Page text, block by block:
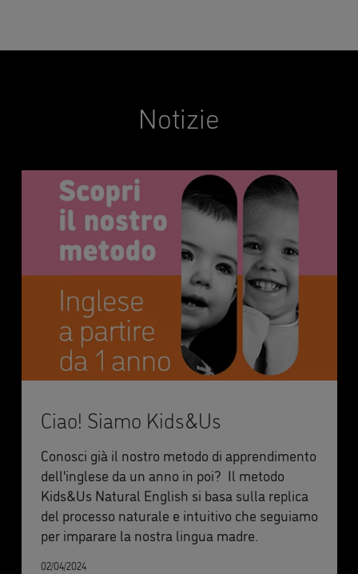
Notizie
Ciao! Siamo Kids&Us
Conosci già il nostro metodo di apprendimento
dell'inglese da un anno in poi? Il metodo
Kids&Us Natural English si basa sulla replica
del processo naturale e intuitivo che seguiamo
per imparare la nostra lingua madre.
02/04/2024